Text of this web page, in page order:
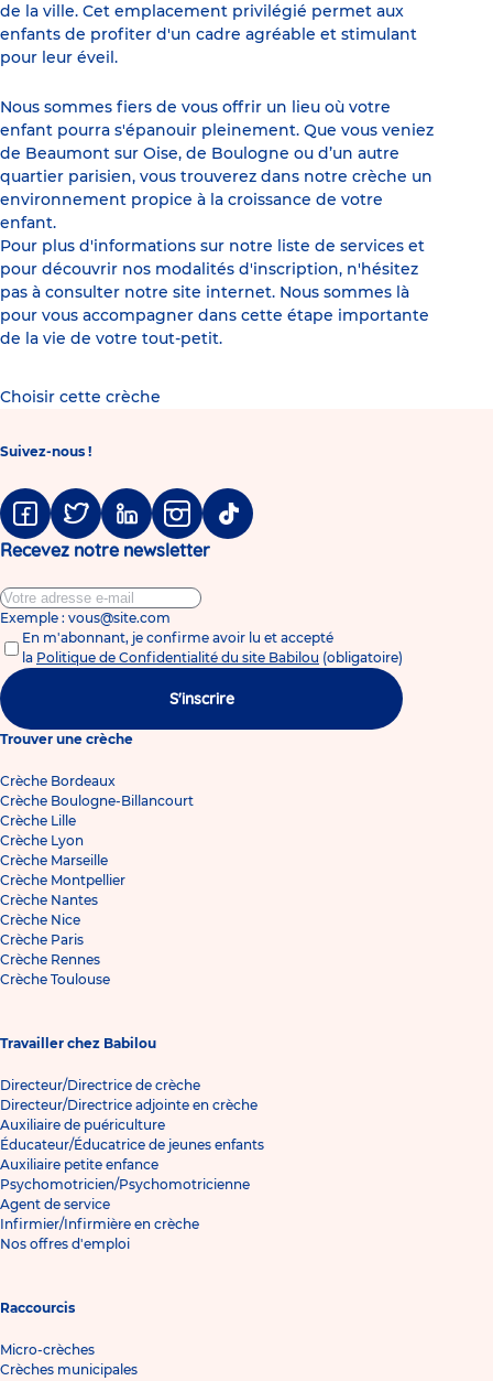
de la ville. Cet emplacement privilégié permet aux
enfants de profiter d'un cadre agréable et stimulant
pour leur éveil.
Nous sommes fiers de vous offrir un lieu où votre
enfant pourra s'épanouir pleinement. Que vous veniez
de Beaumont sur Oise, de Boulogne ou d’un autre
quartier parisien, vous trouverez dans notre crèche un
environnement propice à la croissance de votre
enfant.
Pour plus d'informations sur notre liste de services et
pour découvrir nos modalités d'inscription, n'hésitez
pas à consulter notre site internet. Nous sommes là
pour vous accompagner dans cette étape importante
de la vie de votre tout-petit.
Choisir cette crèche
Suivez-nous !
FacebookTwitter LinkedinInstagramTiktok
Recevez notre newsletter
Exemple : vous@site.com
En m'abonnant, je confirme avoir lu et accepté
la Politique de Confidentialité du site Babilou (obligatoire)
S'inscrire
Trouver une crèche
Crèche Bordeaux
Crèche Boulogne-Billancourt
Crèche Lille
Crèche Lyon
Crèche Marseille
Crèche Montpellier
Crèche Nantes
Crèche Nice
Crèche Paris
Crèche Rennes
Crèche Toulouse
Travailler chez Babilou
Directeur/Directrice de crèche
Directeur/Directrice adjointe en crèche
Auxiliaire de puériculture
Éducateur/Éducatrice de jeunes enfants
Auxiliaire petite enfance
Psychomotricien/Psychomotricienne
Agent de service
Infirmier/Infirmière en crèche
Nos offres d'emploi
Raccourcis
Micro-crèches
Crèches municipales